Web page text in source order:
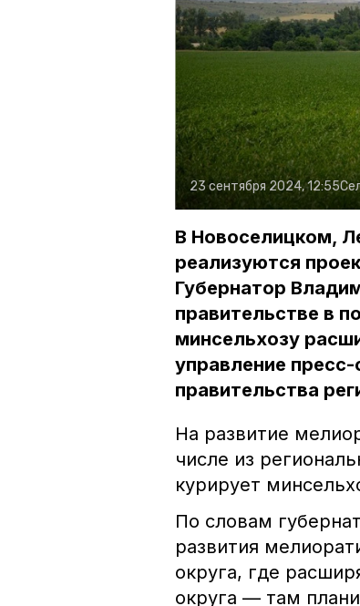
23 сентября 2024, 12:55
В Новоселицком,
реализуются
Губернатор
правительстве в
минсельхозу
управление
правительства
На развитие
числе из
курирует
По словам
развития
округа, где
округа — там